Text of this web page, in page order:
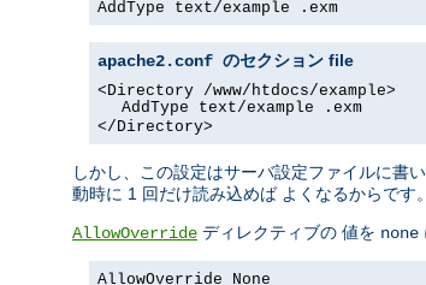
AddType text/example .exm
apache2.conf のセクション file
<Directory /www/htdocs/example>
AddType text/example .exm
</Directory>
しかし、この設定はサーバ設定ファイルに書
動時に 1 回だけ読み込めば よくなるからです。
AllowOverride ディレクティブの 値を none
AllowOverride None